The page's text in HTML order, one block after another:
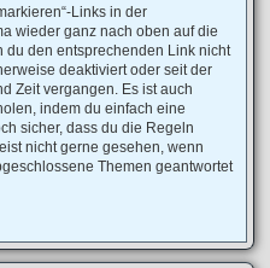
Links in der
wieder ganz nach oben auf die
du den entsprechenden Link nicht
deaktiviert oder seit der
Zeit vergangen. Es ist auch
indem du einfach eine
sicher, dass du die Regeln
nicht gerne gesehen, wenn
Themen geantwortet